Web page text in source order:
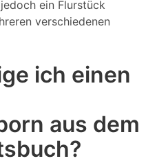
ein Flurstück
verschiedenen
ich einen
aus dem